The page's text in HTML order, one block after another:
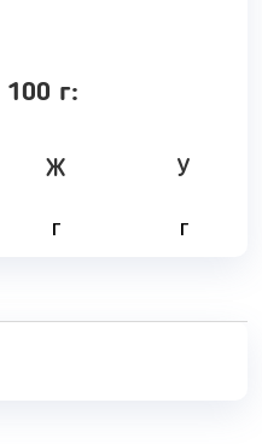
г:
Ж У
г г